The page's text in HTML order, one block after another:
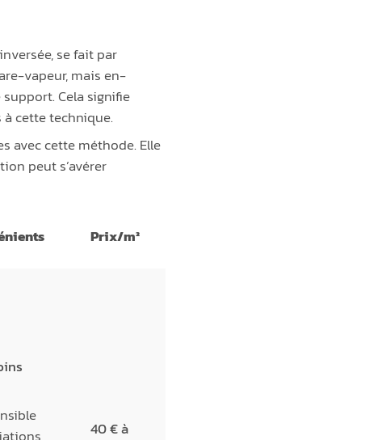
se fait par
vapeur, mais en-
Cela signifie
à cette technique.
avec cette méthode. Elle
peut s’avérer
Prix/m²
40 € à